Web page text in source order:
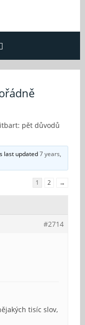
pět důvodů
last updated7 years,
1 2 →
#2714
tisíc slov,